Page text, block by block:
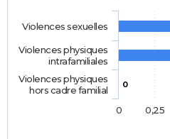
0
Violences sexuelles
Violences physiques
intrafamiliales
Violences physiques
hors cadre familial
0
0,25